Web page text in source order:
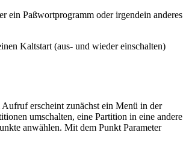
ein Paßwortprogramm oder irgendein anderes
Kaltstart (aus- und wieder einschalten)
erscheint zunächst ein Menü in der
umschalten, eine Partition in eine andere
anwählen. Mit dem Punkt Parameter